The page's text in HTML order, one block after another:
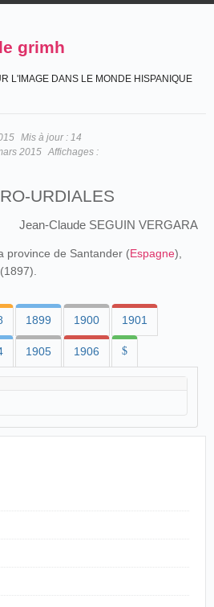
le grimh
L'IMAGE DANS LE MONDE HISPANIQUE
Mis à jour : 14
2015 Affichages :
URDIALES
Jean-Claude SEGUIN VERGARA
province de Santander (Espagne),
1899 1900 1901
1905 1906 $